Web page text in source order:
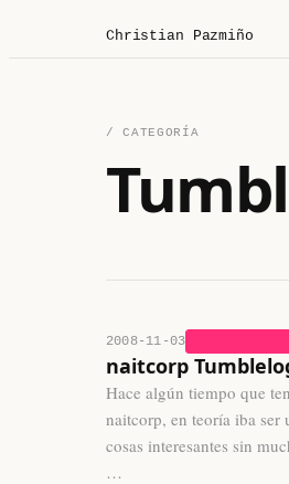
Christian Pazmiño
/ CATEGORÍA
2008-11-03
naitcorp
Hace algún tiempo que
naitcorp, en teoría iba ser
cosas interesantes sin
…